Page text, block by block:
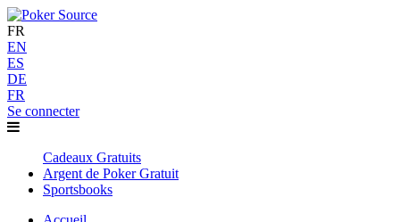
FR
EN
ES
DE
FR
Se connecter
Cadeaux Gratuits
Argent de Poker Gratuit
Sportsbooks